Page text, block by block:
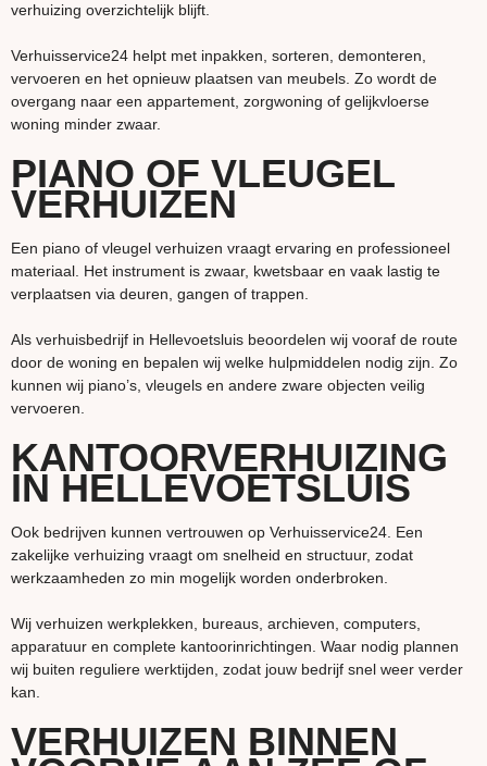
verhuizing overzichtelijk blijft.
Verhuisservice24 helpt met inpakken, sorteren, demonteren,
vervoeren en het opnieuw plaatsen van meubels. Zo wordt de
overgang naar een appartement, zorgwoning of gelijkvloerse
woning minder zwaar.
PIANO OF VLEUGEL
VERHUIZEN
Een piano of vleugel verhuizen vraagt ervaring en professioneel
materiaal. Het instrument is zwaar, kwetsbaar en vaak lastig te
verplaatsen via deuren, gangen of trappen.
Als verhuisbedrijf in Hellevoetsluis beoordelen wij vooraf de route
door de woning en bepalen wij welke hulpmiddelen nodig zijn. Zo
kunnen wij piano’s, vleugels en andere zware objecten veilig
vervoeren.
KANTOORVERHUIZING
IN HELLEVOETSLUIS
Ook bedrijven kunnen vertrouwen op Verhuisservice24. Een
zakelijke verhuizing vraagt om snelheid en structuur, zodat
werkzaamheden zo min mogelijk worden onderbroken.
Wij verhuizen werkplekken, bureaus, archieven, computers,
apparatuur en complete kantoorinrichtingen. Waar nodig plannen
wij buiten reguliere werktijden, zodat jouw bedrijf snel weer verder
kan.
VERHUIZEN BINNEN